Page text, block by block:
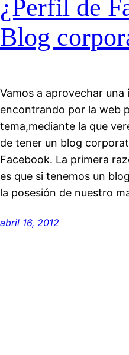
¿Perfil de
Blog
Vamos a aprovechar
encontrando por la web
tema,mediante la que
de tener un blog
Facebook. La primera
es que si tenemos un
la posesión de nuestro
abril 16, 2012